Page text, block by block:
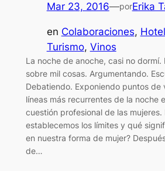
Mar 23, 2016—porErika
en Colaboraciones,
Turismo, Vinos
La noche de anoche, casi no dormí.
sobre mil cosas. Argumentando.
Debatiendo. Exponiendo puntos de
líneas más recurrentes de la noche
cuestión profesional de las
establecemos los límites y qué
en nuestra forma de mujer?
de…